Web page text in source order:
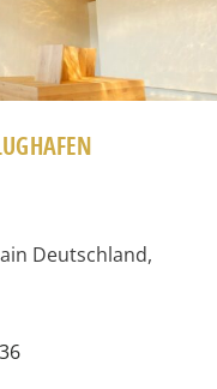
Deutschland,